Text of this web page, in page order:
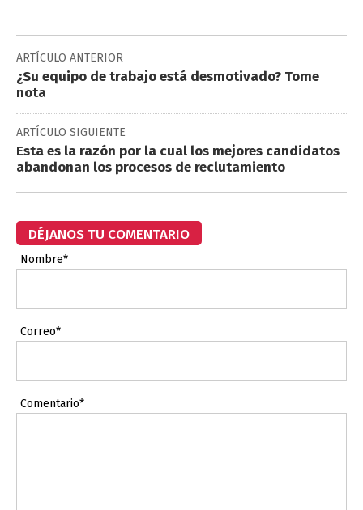
ARTÍCULO ANTERIOR
¿Su equipo de trabajo está desmotivado? Tome
nota
ARTÍCULO SIGUIENTE
Esta es la razón por la cual los mejores candidatos
abandonan los procesos de reclutamiento
DÉJANOS TU COMENTARIO
Nombre*
Correo*
Comentario*